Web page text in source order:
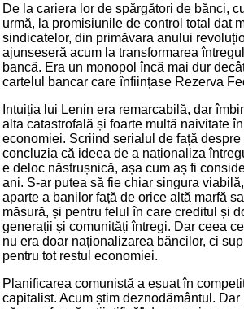
De la cariera lor de spărgători de bănci,
urmă, la promisiunile de control total dat
sindicatelor, din primăvara anului
ajunseseră acum la transformarea
bancă. Era un monopol încă mai dur
cartelul bancar care înființase Rezerva
Intuiția lui Lenin era remarcabilă, dar
alta catastrofală și foarte multă naivitate
economiei. Scriind serialul de față
concluzia că ideea de a naționaliza
e deloc năstrușnică, așa cum aș fi
ani. S-ar putea să fie chiar singura
aparte a banilor față de orice altă marfă
măsură, și pentru felul în care creditul și
generații și comunități întregi. Dar ceea
nu era doar naționalizarea băncilor, ci
pentru tot restul economiei.
Planificarea comunistă a eșuat în
capitalist. Acum știm deznodământul. Dar